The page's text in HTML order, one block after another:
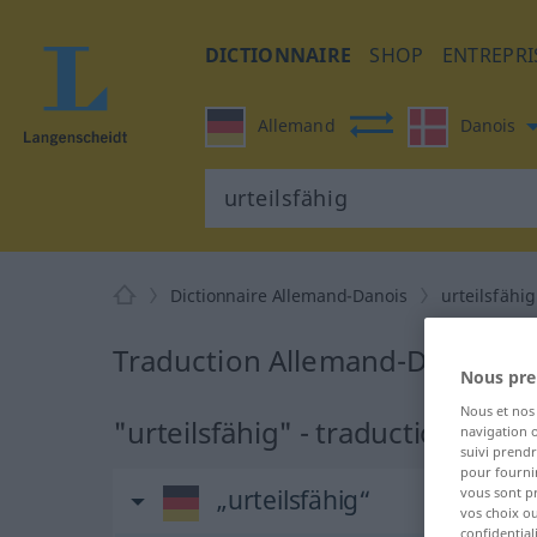
DICTIONNAIRE SHOP
Allemand Danois
Dictionnaire Allemand-Danois urteilsfähig
Traduction Allemand-Danois
"urteilsfähig" - traduction
„urteilsfähig“
Nous
Nous et nos
navigation
suivi
pour
vous sont
vos choix